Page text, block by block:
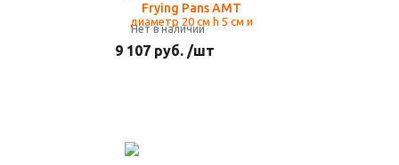
Frying Pans AMT
Нет в наличии
9 107 руб. /шт